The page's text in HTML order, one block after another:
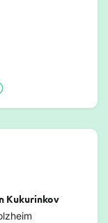
Kukurinkov